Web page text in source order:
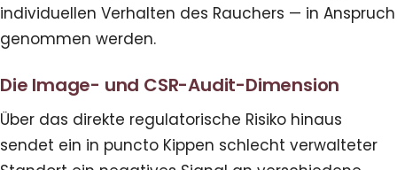
individuellen Verhalten des Rauchers — in Anspruch
genommen werden.
Die Image- und CSR-Audit-Dimension
Über das direkte regulatorische Risiko hinaus
sendet ein in puncto Kippen schlecht verwalteter